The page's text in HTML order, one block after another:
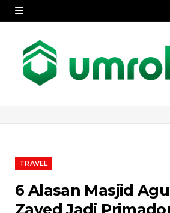
TRAVEL
6 Alasan Masjid
Zayed Jadi